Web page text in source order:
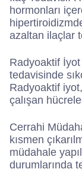
hormonları
azaltan ilaçlar
Radyoaktif
tedavisinde
Radyoaktif
çalışan
Cerrahi
kısmen
müdahale
durumlarında